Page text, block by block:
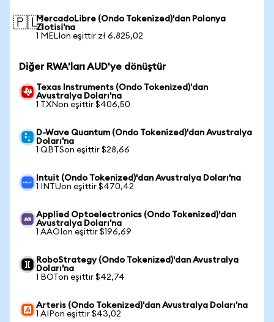
🇵🇱MercadoLibre (Ondo Tokenized)'dan Polonya
Zlotisi'na
1 MELIon eşittir zł 6.825,02
Diğer RWA'ları AUD'ye dönüştür
Texas Instruments (Ondo Tokenized)'dan
Avustralya Doları'na
1 TXNon eşittir $406,50
D-Wave Quantum (Ondo Tokenized)'dan Avustralya
Doları'na
1 QBTSon eşittir $28,66
Intuit (Ondo Tokenized)'dan Avustralya Doları'na
1 INTUon eşittir $470,42
Applied Optoelectronics (Ondo Tokenized)'dan
Avustralya Doları'na
1 AAOIon eşittir $196,69
RoboStrategy (Ondo Tokenized)'dan Avustralya
Doları'na
1 BOTon eşittir $42,74
Arteris (Ondo Tokenized)'dan Avustralya Doları'na
1 AIPon eşittir $43,02